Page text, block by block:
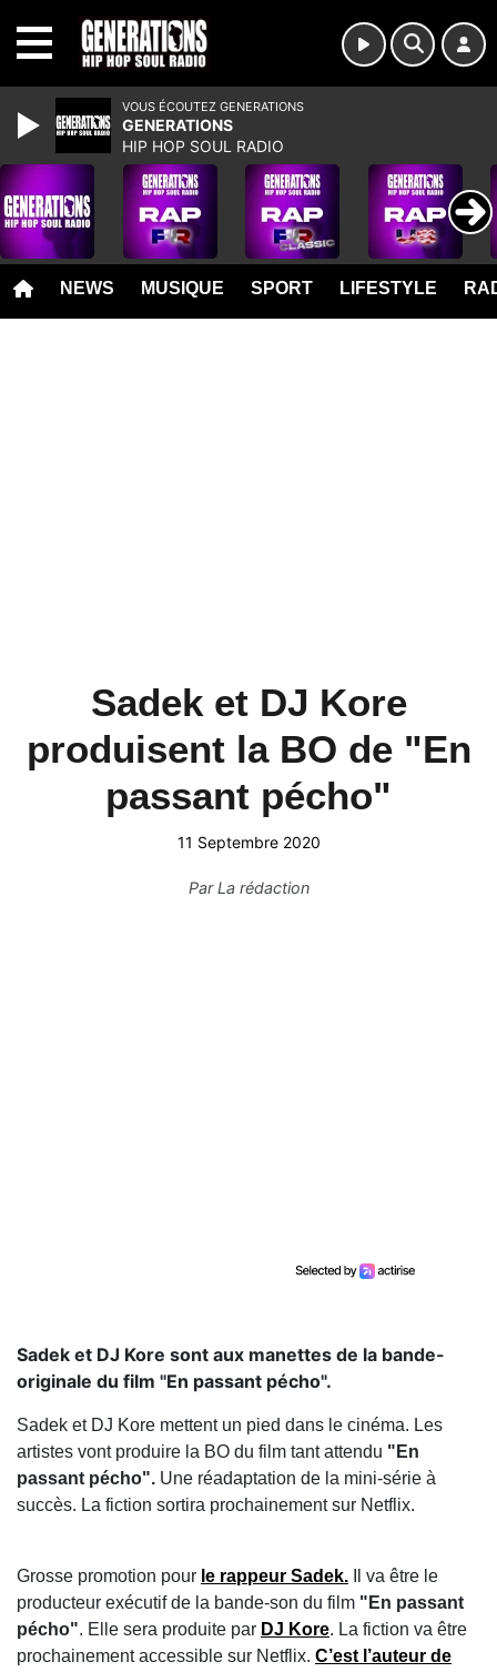
NEWS MUSIQUE SPORT LIFESTYLE
Sadek et DJ Kore
produisent la BO de "En
passant pécho"
11 Septembre 2020
ParLa rédaction
Sadek et DJ Kore sont aux manettes de la bande-
originale du film "En passant pécho".
Sadek et DJ Kore mettent un pied dans le cinéma. Les
artistes vont produire la BO du film tant attendu "En
passant pécho". Une réadaptation de la mini-série à
succès. La fiction sortira prochainement sur Netflix.
Grosse promotion pour le rappeur Sadek. Il va être le
producteur exécutif de la bande-son du film "En passant
pécho". Elle sera produite par DJ Kore. La fiction va être
prochainement accessible sur Netflix. C’est l’auteur de
VOUS ÉCOUTEZ GENERATIONS
GENERATIONS
HIP HOP SOUL RADIO